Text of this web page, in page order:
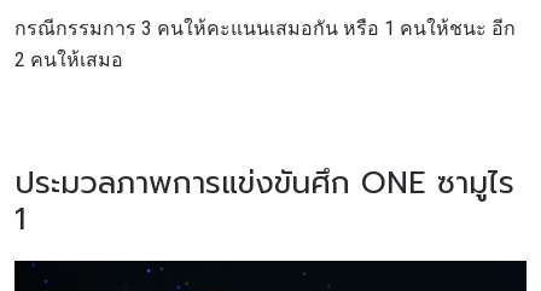
กรณีกรรมการ 3 คนให้คะแนนเสมอกัน หรือ 1 คนให้ชนะ อีก
2 คนให้เสมอ
ประมวลภาพการแข่งขันศึก ONE ซามูไร
1